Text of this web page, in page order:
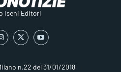
Iseni Editori
n.22 del 31/01/2018